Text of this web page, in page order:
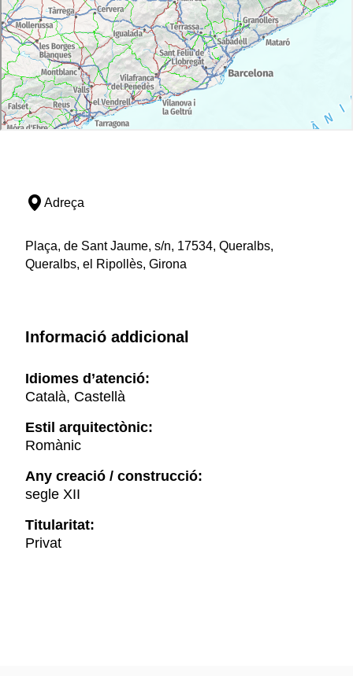
Adreça
Plaça, de Sant Jaume, s/n, 17534, Queralbs,
Queralbs, el Ripollès, Girona
Informació addicional
Idiomes d’atenció:
Català, Castellà
Estil arquitectònic:
Romànic
Any creació / construcció:
segle XII
Titularitat:
Privat